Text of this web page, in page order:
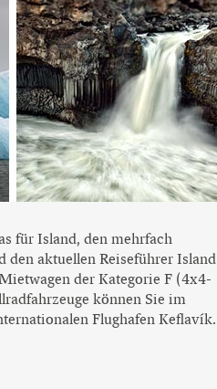
für Island, den mehrfach
den aktuellen Reiseführer Island
der Kategorie F (4x4-
können Sie im
Flughafen Keflavík.